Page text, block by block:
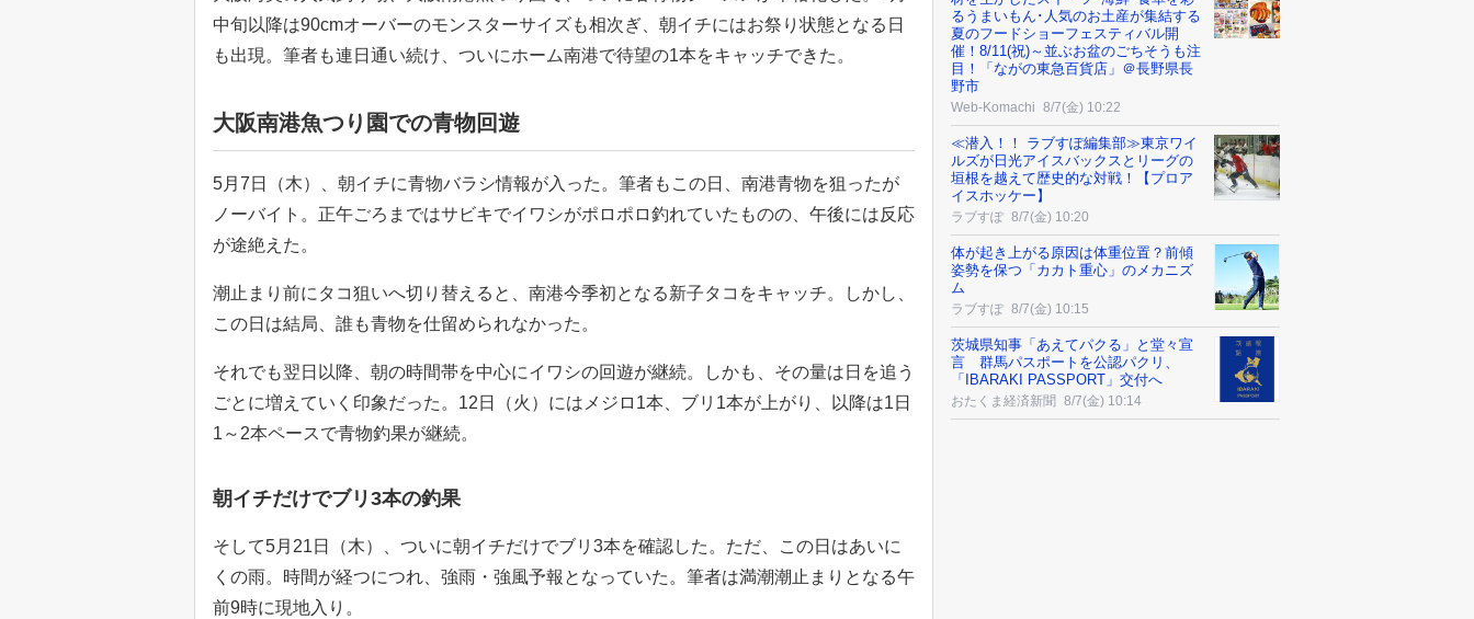
中旬以降は90cmオーバーのモンスターサイズも相次ぎ、朝イチにはお祭り状態となる日
も出現。筆者も連日通い続け、ついにホーム南港で待望の1本をキャッチできた。
大阪南港魚つり園での青物回遊
5月7日（木）、朝イチに青物バラシ情報が入った。筆者もこの日、南港青物を狙ったが
ノーバイト。正午ごろまではサビキでイワシがポロポロ釣れていたものの、午後には反応
が途絶えた。
潮止まり前にタコ狙いへ切り替えると、南港今季初となる新子タコをキャッチ。しかし、
この日は結局、誰も青物を仕留められなかった。
それでも翌日以降、朝の時間帯を中心にイワシの回遊が継続。しかも、その量は日を追う
ごとに増えていく印象だった。12日（火）にはメジロ1本、ブリ1本が上がり、以降は1日
1～2本ペースで青物釣果が継続。
朝イチだけでブリ3本の釣果
そして5月21日（木）、ついに朝イチだけでブリ3本を確認した。ただ、この日はあいに
くの雨。時間が経つにつれ、強雨・強風予報となっていた。筆者は満潮潮止まりとなる午
前9時に現地入り。
るうまいもん･人気のお土産が集結する
夏のフードショーフェスティバル開
催！8/11(祝)～並ぶお盆のごちそうも注
目！「ながの東急百貨店」＠長野県長
野市
Web-Komachi 8/7(金) 10:22
≪潜入！！ ラブすぽ編集部≫東京ワイ
ルズが日光アイスバックスとリーグの
垣根を越えて歴史的な対戦！【プロア
イスホッケー】
ラブすぽ 8/7(金) 10:20
体が起き上がる原因は体重位置？前傾
姿勢を保つ「カカト重心」のメカニズ
ム
ラブすぽ 8/7(金) 10:15
茨城県知事「あえてパクる」と堂々宣
言 群馬パスポートを公認パクリ、
「IBARAKI PASSPORT」交付へ
おたくま経済新聞 8/7(金) 10:14